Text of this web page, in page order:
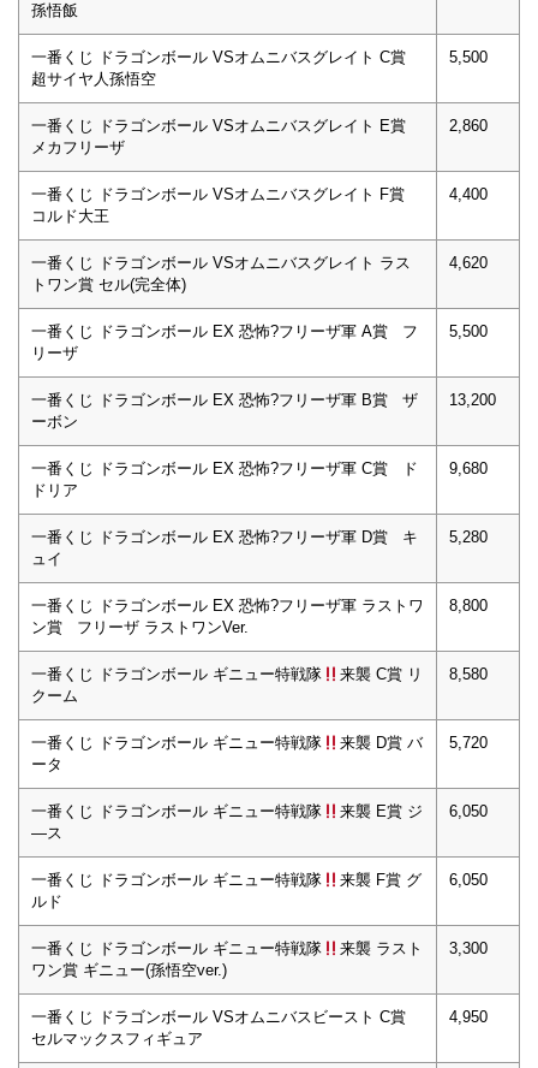
孫悟飯
一番くじ ドラゴンボール VSオムニバスグレイト C賞
超サイヤ人孫悟空
5,500
一番くじ ドラゴンボール VSオムニバスグレイト E賞
メカフリーザ
2,860
一番くじ ドラゴンボール VSオムニバスグレイト F賞
コルド大王
4,400
一番くじ ドラゴンボール VSオムニバスグレイト ラス
トワン賞 セル(完全体)
4,620
一番くじ ドラゴンボール EX 恐怖?フリーザ軍 A賞 フ
リーザ
5,500
一番くじ ドラゴンボール EX 恐怖?フリーザ軍 B賞 ザ
ーボン
13,200
一番くじ ドラゴンボール EX 恐怖?フリーザ軍 C賞 ド
ドリア
9,680
一番くじ ドラゴンボール EX 恐怖?フリーザ軍 D賞 キ
ュイ
5,280
一番くじ ドラゴンボール EX 恐怖?フリーザ軍 ラストワ
ン賞 フリーザ ラストワンVer.
8,800
一番くじ ドラゴンボール ギニュー特戦隊
来襲 C賞 リ
クーム
8,580
一番くじ ドラゴンボール ギニュー特戦隊
来襲 D賞 バ
ータ
5,720
一番くじ ドラゴンボール ギニュー特戦隊
来襲 E賞 ジ
―ス
6,050
一番くじ ドラゴンボール ギニュー特戦隊
来襲 F賞 グ
ルド
6,050
一番くじ ドラゴンボール ギニュー特戦隊
来襲 ラスト
ワン賞 ギニュー(孫悟空ver.)
3,300
一番くじ ドラゴンボール VSオムニバスビースト C賞
セルマックスフィギュア
4,950